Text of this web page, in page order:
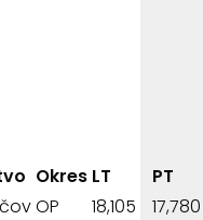
Okres LT
PT
OP 18,105
17,780